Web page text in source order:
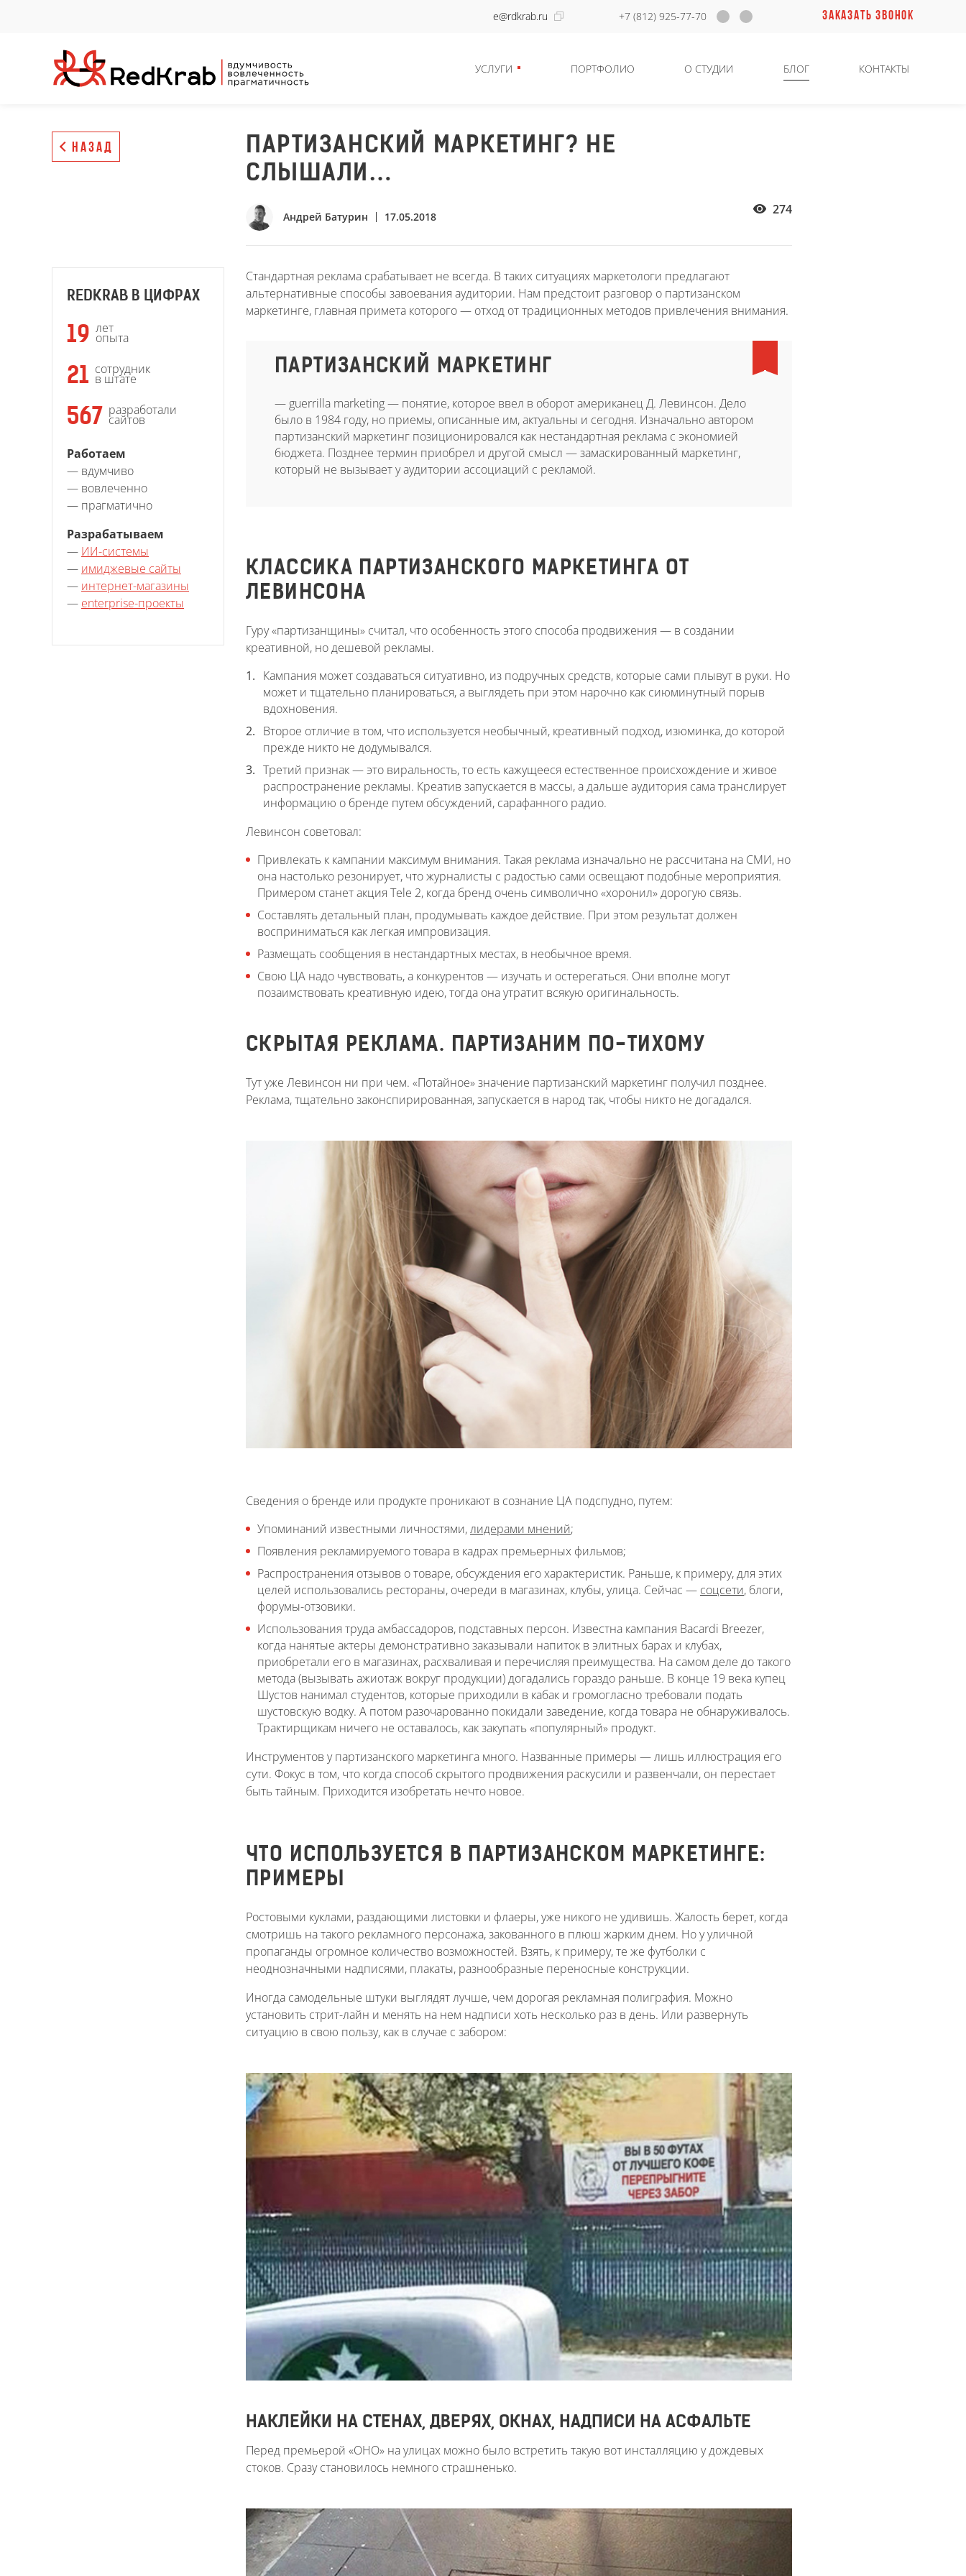
e@rdkrab.ru +7 (812) 925-77-70 ЗАКАЗАТЬ ЗВОНОК
УСЛУГИ ПОРТФОЛИО О СТУДИИ БЛОГ КОНТАКТЫ
НАЗАД
ПАРТИЗАНСКИЙ МАРКЕТИНГ? НЕ
СЛЫШАЛИ…
Андрей Батурин 17.05.2018 274
REDKRAB В ЦИФРАХ
19 лет
опыта
21 сотрудник
в штате
567 разработали
сайтов
Работаем
— вдумчиво
— вовлеченно
— прагматично
Разрабатываем
— ИИ-системы
— имиджевые сайты
— интернет-магазины
— enterprise-проекты
Стандартная реклама срабатывает не всегда. В таких ситуациях маркетологи предлагают
альтернативные способы завоевания аудитории. Нам предстоит разговор о партизанском
маркетинге, главная примета которого — отход от традиционных методов привлечения внимания.
ПАРТИЗАНСКИЙ МАРКЕТИНГ
— guerrilla marketing — понятие, которое ввел в оборот американец Д. Левинсон. Дело
было в 1984 году, но приемы, описанные им, актуальны и сегодня. Изначально автором
партизанский маркетинг позиционировался как нестандартная реклама с экономией
бюджета. Позднее термин приобрел и другой смысл — замаскированный маркетинг,
который не вызывает у аудитории ассоциаций с рекламой.
КЛАССИКА ПАРТИЗАНСКОГО МАРКЕТИНГА ОТ
ЛЕВИНСОНА
Гуру «партизанщины» считал, что особенность этого способа продвижения — в создании
креативной, но дешевой рекламы.
Кампания может создаваться ситуативно, из подручных средств, которые сами плывут в руки. Но
может и тщательно планироваться, а выглядеть при этом нарочно как сиюминутный порыв
вдохновения.
Второе отличие в том, что используется необычный, креативный подход, изюминка, до которой
прежде никто не додумывался.
Третий признак — это виральность, то есть кажущееся естественное происхождение и живое
распространение рекламы. Креатив запускается в массы, а дальше аудитория сама транслирует
информацию о бренде путем обсуждений, сарафанного радио.
Левинсон советовал:
Привлекать к кампании максимум внимания. Такая реклама изначально не рассчитана на СМИ, но
она настолько резонирует, что журналисты с радостью сами освещают подобные мероприятия.
Примером станет акция Tele 2, когда бренд очень символично «хоронил» дорогую связь.
Составлять детальный план, продумывать каждое действие. При этом результат должен
восприниматься как легкая импровизация.
Размещать сообщения в нестандартных местах, в необычное время.
Свою ЦА надо чувствовать, а конкурентов — изучать и остерегаться. Они вполне могут
позаимствовать креативную идею, тогда она утратит всякую оригинальность.
СКРЫТАЯ РЕКЛАМА. ПАРТИЗАНИМ ПО-ТИХОМУ
Тут уже Левинсон ни при чем. «Потайное» значение партизанский маркетинг получил позднее.
Реклама, тщательно законспирированная, запускается в народ так, чтобы никто не догадался.
Сведения о бренде или продукте проникают в сознание ЦА подспудно, путем:
Упоминаний известными личностями,лидерами мнений;
Появления рекламируемого товара в кадрах премьерных фильмов;
Распространения отзывов о товаре, обсуждения его характеристик. Раньше, к примеру, для этих
целей использовались рестораны, очереди в магазинах, клубы, улица. Сейчас — соцсети, блоги,
форумы-отзовики.
Использования труда амбассадоров, подставных персон. Известна кампания Bacardi Breezer,
когда нанятые актеры демонстративно заказывали напиток в элитных барах и клубах,
приобретали его в магазинах, расхваливая и перечисляя преимущества. На самом деле до такого
метода (вызывать ажиотаж вокруг продукции) догадались гораздо раньше. В конце 19 века купец
Шустов нанимал студентов, которые приходили в кабак и громогласно требовали подать
шустовскую водку. А потом разочарованно покидали заведение, когда товара не обнаруживалось.
Трактирщикам ничего не оставалось, как закупать «популярный» продукт.
Инструментов у партизанского маркетинга много. Названные примеры — лишь иллюстрация его
сути. Фокус в том, что когда способ скрытого продвижения раскусили и развенчали, он перестает
быть тайным. Приходится изобретать нечто новое.
ЧТО ИСПОЛЬЗУЕТСЯ В ПАРТИЗАНСКОМ МАРКЕТИНГЕ:
ПРИМЕРЫ
Ростовыми куклами, раздающими листовки и флаеры, уже никого не удивишь. Жалость берет, когда
смотришь на такого рекламного персонажа, закованного в плюш жарким днем. Но у уличной
пропаганды огромное количество возможностей. Взять, к примеру, те же футболки с
неоднозначными надписями, плакаты, разнообразные переносные конструкции.
Иногда самодельные штуки выглядят лучше, чем дорогая рекламная полиграфия. Можно
установить стрит-лайн и менять на нем надписи хоть несколько раз в день. Или развернуть
ситуацию в свою пользу, как в случае с забором:
НАКЛЕЙКИ НА СТЕНАХ, ДВЕРЯХ, ОКНАХ, НАДПИСИ НА АСФАЛЬТЕ
Перед премьерой «ОНО» на улицах можно было встретить такую вот инсталляцию у дождевых
стоков. Сразу становилось немного страшненько.